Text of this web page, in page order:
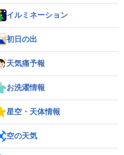
イルミネーション
初日の出
天気痛予報
お洗濯情報
星空・天体情報
空の天気